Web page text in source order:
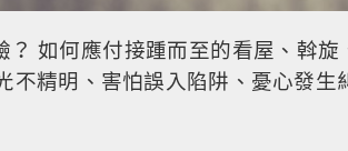
？ 如何應付接踵而至的看屋、斡
不精明、害怕誤入陷阱、憂心發